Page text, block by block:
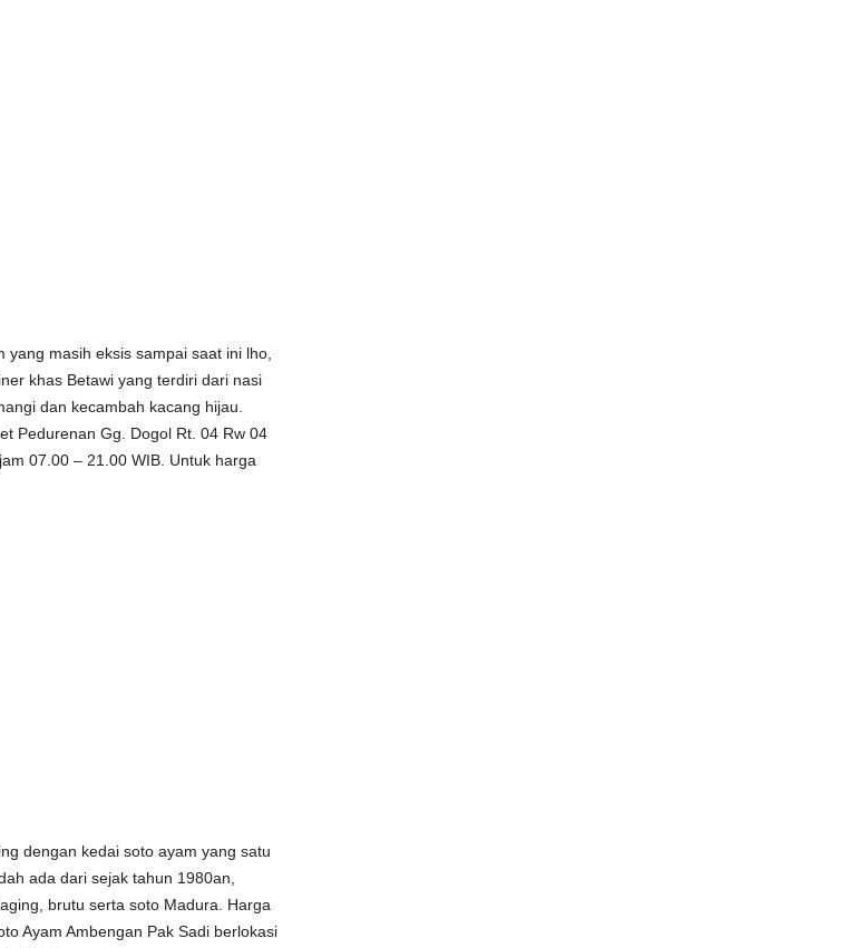
masih eksis sampai saat ini lho,
khas Betawi yang terdiri dari nasi
dan kecambah kacang hijau.
Pedurenan Gg. Dogol Rt. 04 Rw 04
07.00 – 21.00 WIB. Untuk harga
dengan kedai soto ayam yang satu
ada dari sejak tahun 1980an,
brutu serta soto Madura. Harga
Ayam Ambengan Pak Sadi berlokasi